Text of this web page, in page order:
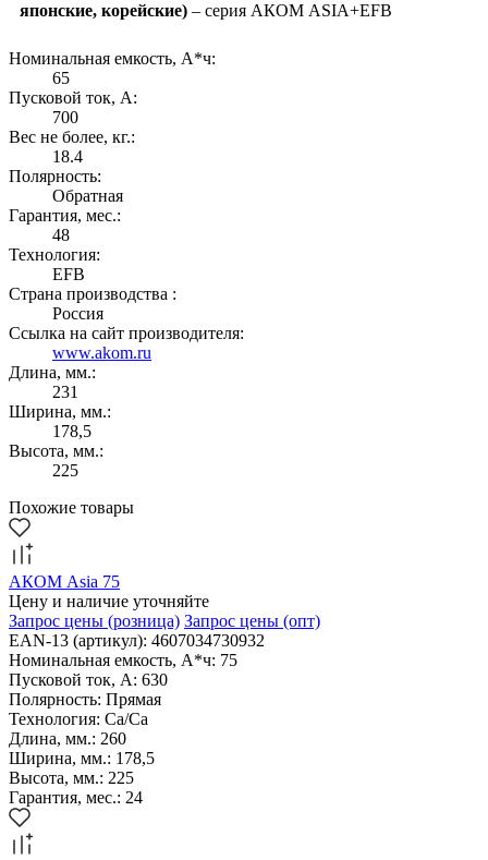
японские, корейские) – серия АКОМ ASIA+EFB
Номинальная емкость, А*ч:
65
Пусковой ток, А:
700
Вес не более, кг.:
18.4
Полярность:
Обратная
Гарантия, мес.:
48
Технология:
EFB
Страна производства :
Россия
Ссылка на сайт производителя:
www.akom.ru
Длина, мм.:
231
Ширина, мм.:
178,5
Высота, мм.:
225
Похожие товары
АКОМ Asia 75
Цену и наличие уточняйте
Запрос цены (розница) Запрос цены (опт)
EAN-13 (артикул): 4607034730932
Номинальная емкость, А*ч: 75
Пусковой ток, А: 630
Полярность: Прямая
Технология: Са/Са
Длина, мм.: 260
Ширина, мм.: 178,5
Высота, мм.: 225
Гарантия, мес.: 24